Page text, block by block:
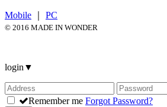
Mobile PC
© 2016 MADE IN WONDER
login ▼
Remember me Forgot Password?